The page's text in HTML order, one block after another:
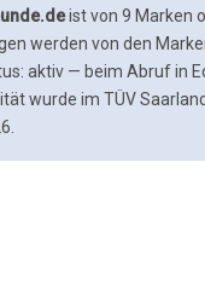
ist von 9 Marken
werden von den
aktiv — beim Abruf in
wurde im TÜV